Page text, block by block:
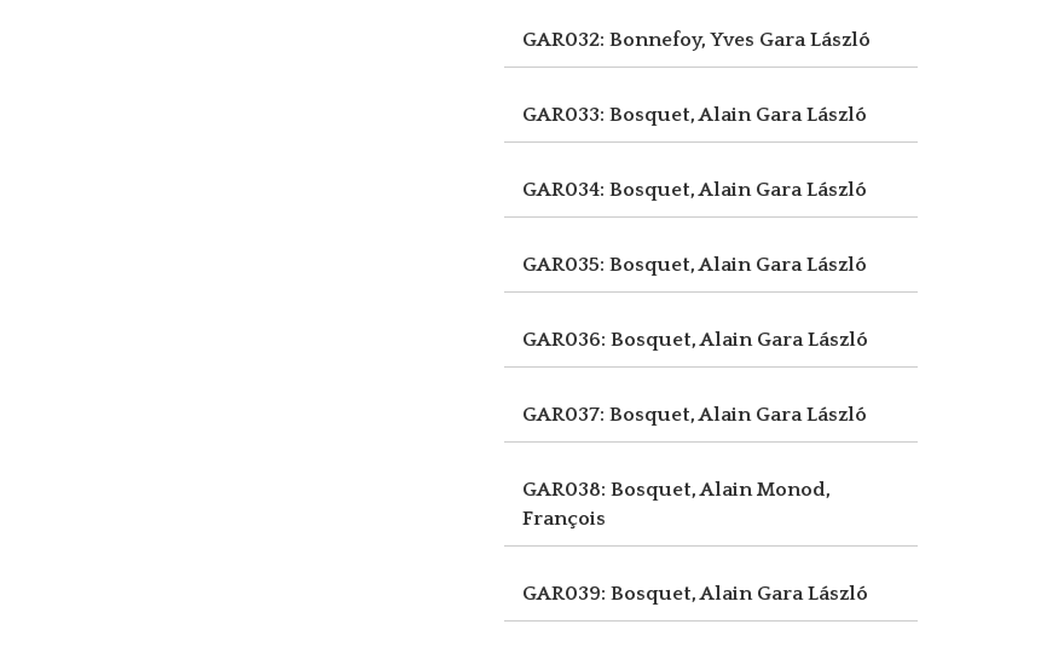
GAR032: Bonnefoy, Yves Gara László
GAR033: Bosquet, Alain Gara László
GAR034: Bosquet, Alain Gara László
GAR035: Bosquet, Alain Gara László
GAR036: Bosquet, Alain Gara László
GAR037: Bosquet, Alain Gara László
GAR038: Bosquet, AlainMonod,
François
GAR039: Bosquet, Alain Gara László